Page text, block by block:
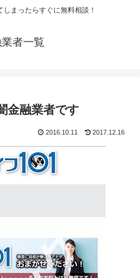
まったらすぐに無料相談！
者一覧
金融業者です
2016.10.11 2017.12.16